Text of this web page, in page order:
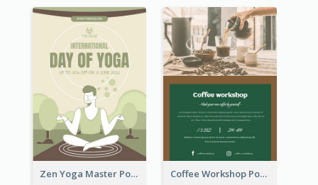
Zen Yoga Master Poster Design Ideas Coffee Workshop Poster